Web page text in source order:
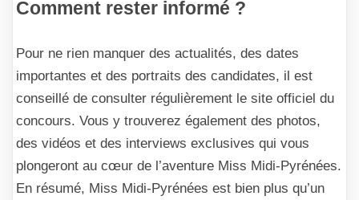
Comment rester informé ?
Pour ne rien manquer des actualités, des dates
importantes et des portraits des candidates, il est
conseillé de consulter régulièrement le site officiel du
concours. Vous y trouverez également des photos,
des vidéos et des interviews exclusives qui vous
plongeront au cœur de l’aventure Miss Midi-Pyrénées.
En résumé, Miss Midi-Pyrénées est bien plus qu’un